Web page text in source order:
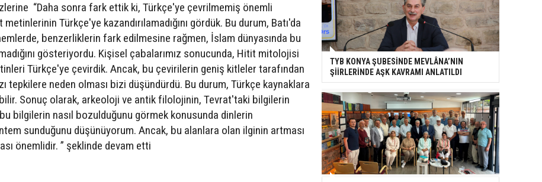
“Daha sonra fark ettik ki, Türkçe'ye çevrilmemiş önemli
Türkçe'ye kazandırılamadığını gördük. Bu durum, Batı'da
benzerliklerin fark edilmesine rağmen, İslam dünyasında bu
gösteriyordu. Kişisel çabalarımız sonucunda, Hitit mitolojisi
Türkçe'ye çevirdik. Ancak, bu çevirilerin geniş kitleler tarafından
tepkilere neden olması bizi düşündürdü. Bu durum, Türkçe kaynaklara
Sonuç olarak, arkeoloji ve antik filolojinin, Tevrat'taki bilgilerin
bilgilerin nasıl bozulduğunu görmek konusunda dinlerin
sunduğunu düşünüyorum. Ancak, bu alanlara olan ilginin artması
önemlidir. ” şeklinde devam etti
TYB KONYA ŞUBESİNDE MEVLÂNA’NIN
ŞİİRLERİNDE AŞK KAVRAMI ANLATILDI